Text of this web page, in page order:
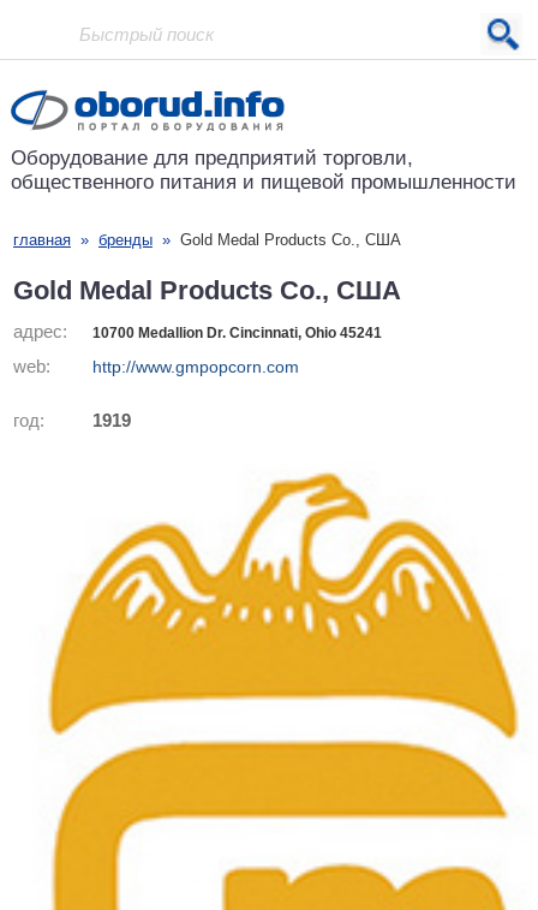
Проект основан в 2001 году
Оборудование для предприятий торговли,
общественного питания и пищевой промышленности
главная » бренды » Gold Medal Products Co., США
Gold Medal Products Co., США
адрес: 10700 Medallion Dr. Cincinnati, Ohio 45241
web: http://www.gmpopcorn.com
год: 1919